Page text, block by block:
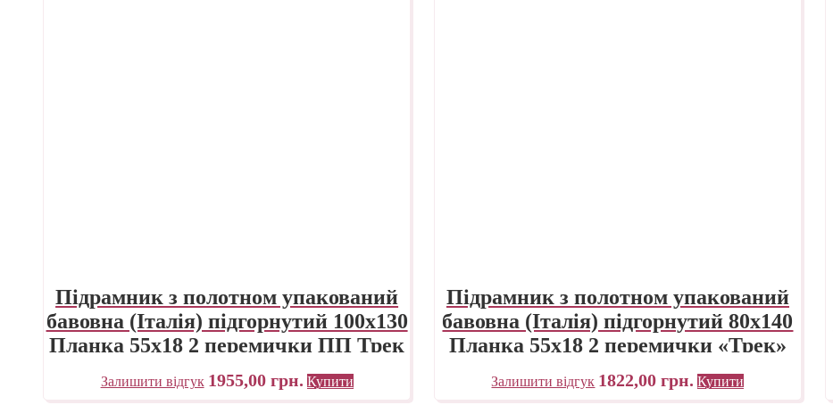
Підрамник з полотном упакований
бавовна (Італія) підгорнутий 100х130
Планка 55х18 2 перемички ПП Трек
Україна
Залишити відгук 1955,00 грн. Купити
Підрамник з полотном упакований
бавовна (Італія) підгорнутий 80х140
Планка 55х18 2 перемички «Трек»
Україна
Залишити відгук 1822,00грн. Купити